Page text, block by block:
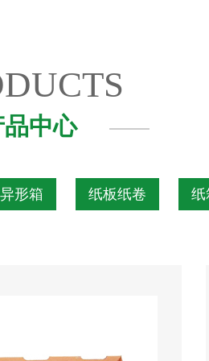
品中心
异形箱 纸板纸卷 纸